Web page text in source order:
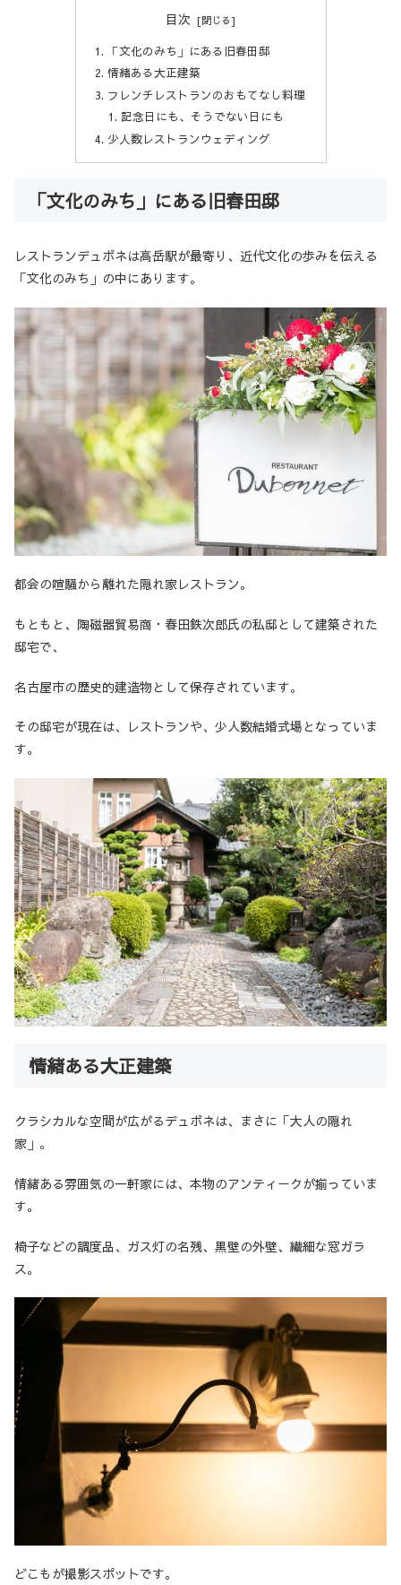
目次
「文化のみち」にある旧春田邸
情緒ある大正建築
フレンチレストランのおもてなし料理
記念日にも、そうでない日にも
少人数レストランウェディング
「文化のみち」にある旧春田邸
レストランデュボネは高岳駅が最寄り、近代文化の歩みを伝える
「文化のみち」の中にあります。
都会の喧騒から離れた隠れ家レストラン。
もともと、陶磁器貿易商・春田鉄次郎氏の私邸として建築された
邸宅で、
名古屋市の歴史的建造物として保存されています。
その邸宅が現在は、レストランや、少人数結婚式場となっていま
す。
情緒ある大正建築
クラシカルな空間が広がるデュボネは、まさに「大人の隠れ
家」。
情緒ある雰囲気の一軒家には、本物のアンティークが揃っていま
す。
椅子などの調度品、ガス灯の名残、黒壁の外壁、繊細な窓ガラ
ス。
どこもが撮影スポットです。